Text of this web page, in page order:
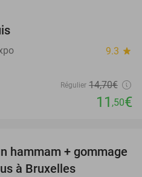
9.3 star
Régulier 14,70€
11 ,50€
37%
hammam + gommage
à Bruxelles